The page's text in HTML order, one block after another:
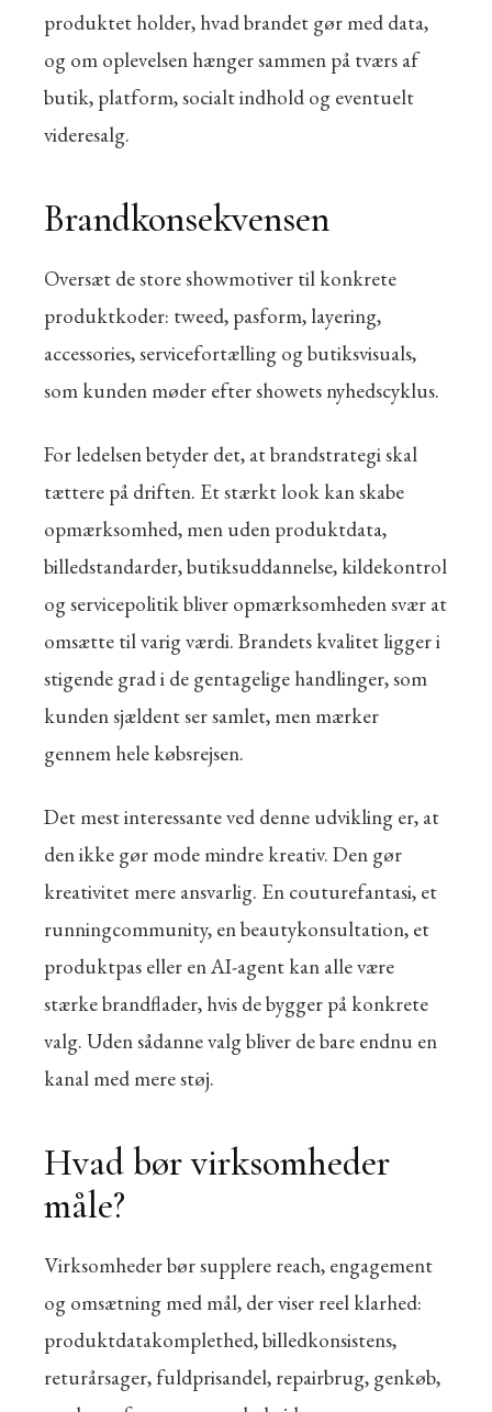
produktet holder, hvad brandet gør med data,
og om oplevelsen hænger sammen på tværs af
butik, platform, socialt indhold og eventuelt
videresalg.
Brandkonsekvensen
Oversæt de store showmotiver til konkrete
produktkoder: tweed, pasform, layering,
accessories, servicefortælling og butiksvisuals,
som kunden møder efter showets nyhedscyklus.
For ledelsen betyder det, at brandstrategi skal
tættere på driften. Et stærkt look kan skabe
opmærksomhed, men uden produktdata,
billedstandarder, butiksuddannelse, kildekontrol
og servicepolitik bliver opmærksomheden svær at
omsætte til varig værdi. Brandets kvalitet ligger i
stigende grad i de gentagelige handlinger, som
kunden sjældent ser samlet, men mærker
gennem hele købsrejsen.
Det mest interessante ved denne udvikling er, at
den ikke gør mode mindre kreativ. Den gør
kreativitet mere ansvarlig. En couturefantasi, et
runningcommunity, en beautykonsultation, et
produktpas eller en AI-agent kan alle være
stærke brandflader, hvis de bygger på konkrete
valg. Uden sådanne valg bliver de bare endnu en
kanal med mere støj.
Hvad bør virksomheder
måle?
Virksomheder bør supplere reach, engagement
og omsætning med mål, der viser reel klarhed:
produktdatakomplethed, billedkonsistens,
returårsager, fuldprisandel, repairbrug, genkøb,